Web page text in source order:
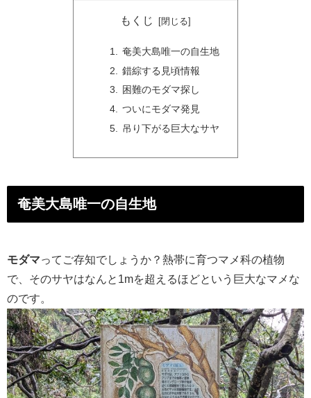
もくじ
奄美大島唯一の自生地
錯綜する見頃情報
困難のモダマ探し
ついにモダマ発見
吊り下がる巨大なサヤ
奄美大島唯一の自生地
モダマってご存知でしょうか？熱帯に育つマメ科の植物
で、そのサヤはなんと1mを超えるほどという巨大なマメな
のです。